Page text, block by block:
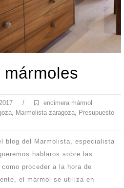
/
encimera mármol
, Marmolista zaragoza, Presupuesto
blog del Marmolista, especialista
hablaros sobre las
proceder a la hora de
el mármol se utiliza en